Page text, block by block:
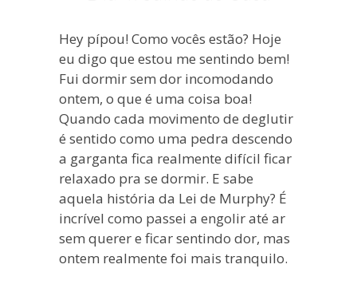
à
moda
antiga.
Hey pípou! Como vocês estão? Hoje
eu digo que estou me sentindo bem!
Fui dormir sem dor incomodando
ontem, o que é uma coisa boa!
Quando cada movimento de deglutir
é sentido como uma pedra descendo
a garganta fica realmente difícil ficar
relaxado pra se dormir. E sabe
aquela história da Lei de Murphy? É
incrível como passei a engolir até ar
sem querer e ficar sentindo dor, mas
ontem realmente foi mais tranquilo.